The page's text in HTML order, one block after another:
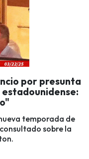
por presunta
temporada de
sobre la